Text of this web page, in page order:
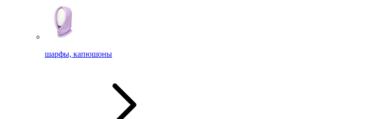
шарфы, капюшоны